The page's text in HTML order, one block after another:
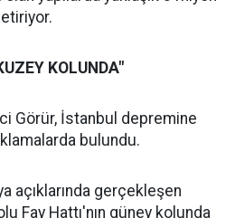
KOLUNDA"
Görür, İstanbul depremine
bulundu.
açıklarında gerçekleşen
Fay Hattı'nın güney kolunda